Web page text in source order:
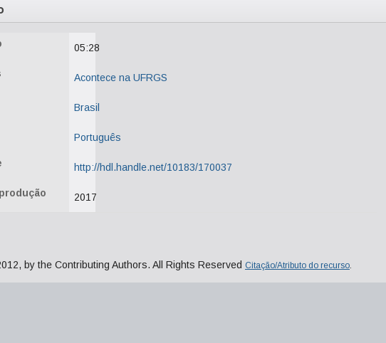
05:28
Acontece na UFRGS
Brasil
Português
http://hdl.handle.net/10183/170037
2017
by the Contributing Authors. All Rights Reserved Citação/Atributo do recurso.